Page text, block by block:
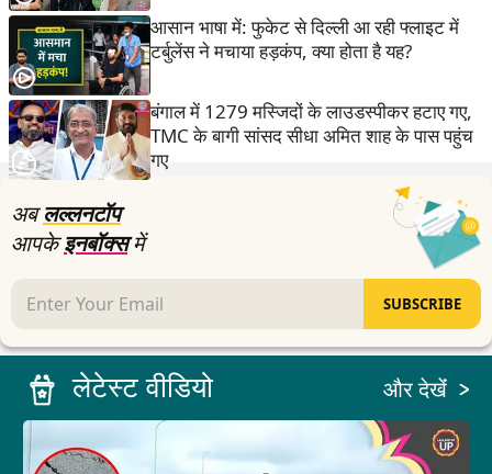
आसान भाषा में: फुकेट से दिल्ली आ रही फ्लाइट में
टर्बुलेंस ने मचाया हड़कंप, क्या होता है यह?
बंगाल में 1279 मस्जिदों के लाउडस्पीकर हटाए गए,
TMC के बागी सांसद सीधा अमित शाह के पास पहुंच
गए
अबलल्लनटॉप
आपकेइनबॉक्समें
SUBSCRIBE
लेटेस्ट वीडियो और देखेंं